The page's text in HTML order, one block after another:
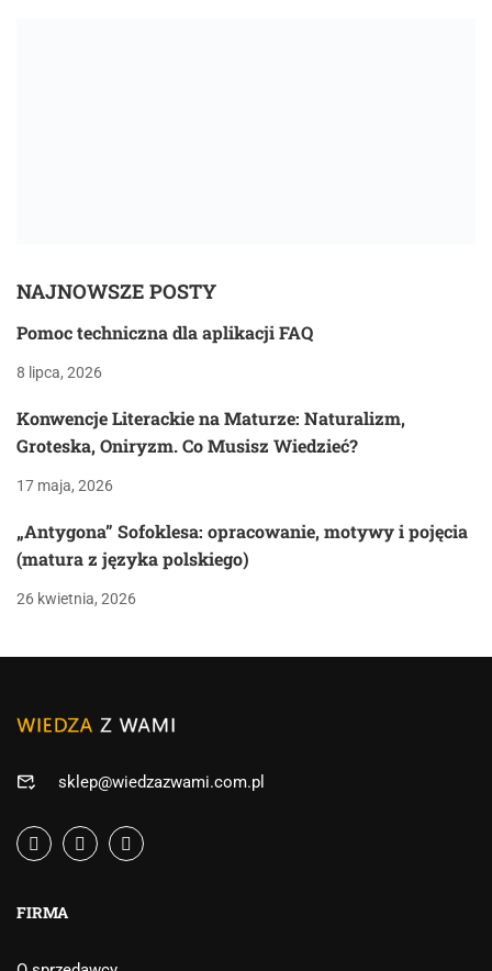
NAJNOWSZE POSTY
Pomoc techniczna dla aplikacji FAQ
8 lipca, 2026
Konwencje Literackie na Maturze: Naturalizm,
Groteska, Oniryzm. Co Musisz Wiedzieć?
17 maja, 2026
„Antygona” Sofoklesa: opracowanie, motywy i pojęcia
(matura z języka polskiego)
26 kwietnia, 2026
sklep@wiedzazwami.com.pl
FIRMA